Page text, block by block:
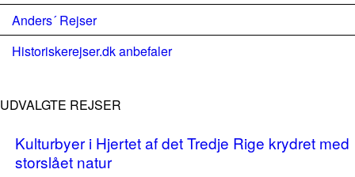
Anders´ Rejser
Historiskerejser.dk anbefaler
UDVALGTE REJSER
Kulturbyer i Hjertet af det Tredje Rige krydret med
storslået natur